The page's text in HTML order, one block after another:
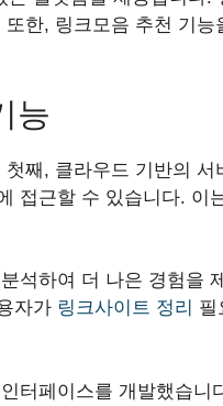
한, 링크모음 추천 기능
능
째, 클라우드 기반의 서
접근할 수 있습니다. 이
석하여 더 나은 경험을
자가 링크사이트 정리 필
터페이스를 개발했습니